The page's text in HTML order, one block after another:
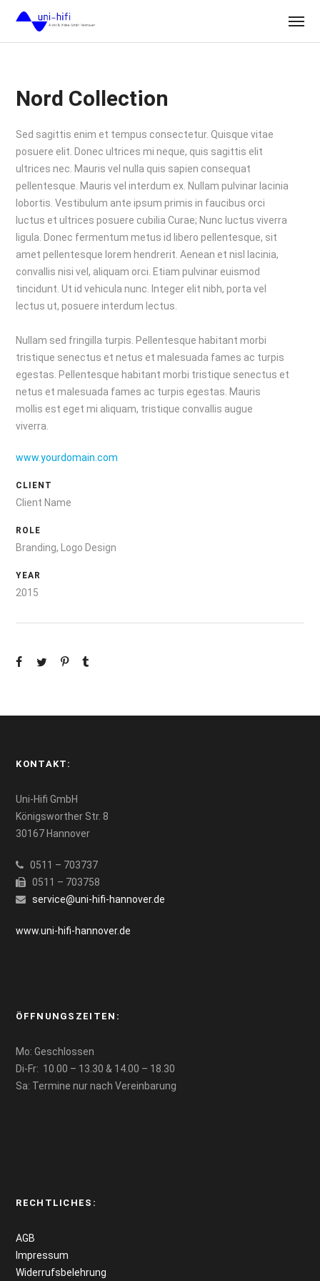
Nord Collection
Sed sagittis enim et tempus consectetur. Quisque vitae
posuere elit. Donec ultrices mi neque, quis sagittis elit
ultrices nec. Mauris vel nulla quis sapien consequat
pellentesque. Mauris vel interdum ex. Nullam pulvinar lacinia
lobortis. Vestibulum ante ipsum primis in faucibus orci
luctus et ultrices posuere cubilia Curae; Nunc luctus viverra
ligula. Donec fermentum metus id libero pellentesque, sit
amet pellentesque lorem hendrerit. Aenean et nisl lacinia,
convallis nisi vel, aliquam orci. Etiam pulvinar euismod
tincidunt. Ut id vehicula nunc. Integer elit nibh, porta vel
lectus ut, posuere interdum lectus.
Nullam sed fringilla turpis. Pellentesque habitant morbi
tristique senectus et netus et malesuada fames ac turpis
egestas. Pellentesque habitant morbi tristique senectus et
netus et malesuada fames ac turpis egestas. Mauris
mollis est eget mi aliquam, tristique convallis augue
viverra.
www.yourdomain.com
CLIENT
Client Name
ROLE
Branding, Logo Design
YEAR
2015
KONTAKT:
Uni-Hifi GmbH
Königsworther Str. 8
30167 Hannover
0511 – 703737
0511 – 703758
service@uni-hifi-hannover.de
www.uni-hifi-hannover.de
ÖFFNUNGSZEITEN:
Mo: Geschlossen
Di-Fr: 10.00 – 13.30 & 14.00 – 18.30
Sa: Termine nur nach Vereinbarung
RECHTLICHES:
AGB
Impressum
Widerrufsbelehrung